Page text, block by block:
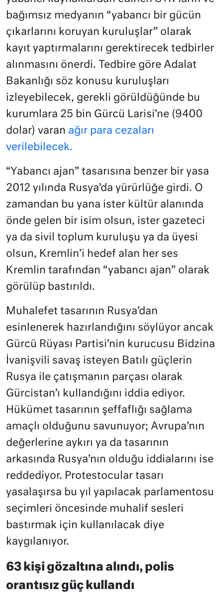
bağımsız medyanın “yabancı bir gücün
çıkarlarını koruyan kuruluşlar” olarak
kayıt yaptırmalarını gerektirecek tedbirler
alınmasını önerdi. Tedbire göre Adalat
Bakanlığı söz konusu kuruluşları
izleyebilecek, gerekli görüldüğünde bu
kurumlara 25 bin Gürcü Larisi’ne (9400
dolar) varan ağır para cezaları
verilebilecek.
“Yabancı ajan” tasarısına benzer bir yasa
2012 yılında Rusya’da yürürlüğe girdi. O
zamandan bu yana ister kültür alanında
önde gelen bir isim olsun, ister gazeteci
ya da sivil toplum kuruluşu ya da üyesi
olsun, Kremlin’i hedef alan her ses
Kremlin tarafından “yabancı ajan” olarak
görülüp bastırıldı.
Muhalefet tasarının Rusya’dan
esinlenerek hazırlandığını söylüyor ancak
Gürcü Rüyası Partisi’nin kurucusu Bidzina
İvanişvili savaş isteyen Batılı güçlerin
Rusya ile çatışmanın parçası olarak
Gürcistan’ı kullandığını iddia ediyor.
Hükümet tasarının şeffaflığı sağlama
amaçlı olduğunu savunuyor; Avrupa’nın
değerlerine aykırı ya da tasarının
arkasında Rusya’nın olduğu iddialarını ise
reddediyor. Protestocular tasarı
yasalaşırsa bu yıl yapılacak parlamentosu
seçimleri öncesinde muhalif sesleri
bastırmak için kullanılacak diye
kaygılanıyor.
63 kişi gözaltına alındı, polis
orantısız güç kullandı